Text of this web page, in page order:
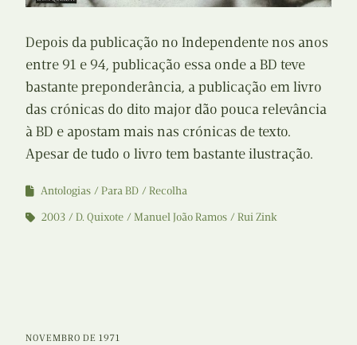
Depois da publicação no Independente nos anos
entre 91 e 94, publicação essa onde a BD teve
bastante preponderância, a publicação em livro
das crónicas do dito major dão pouca relevância
à BD e apostam mais nas crónicas de texto.
Apesar de tudo o livro tem bastante ilustração.
Antologias Para BD
Recolha
2003
D. Quixote Manuel João Ramos Rui Zink
NOVEMBRO DE 1971